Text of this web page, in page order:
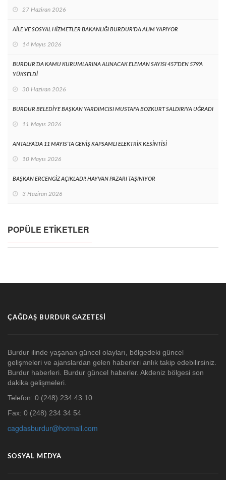
27 Haziran 2026
AİLE VE SOSYAL HİZMETLER BAKANLIĞI BURDUR’DA ALIM YAPIYOR
14 Mayıs 2026
BURDUR’DA KAMU KURUMLARINA ALINACAK ELEMAN SAYISI 457’DEN 579’A
YÜKSELDİ
30 Haziran 2026
BURDUR BELEDİYE BAŞKAN YARDIMCISI MUSTAFA BOZKURT SALDIRIYA UĞRADI
11 Mayıs 2026
ANTALYA’DA 11 MAYIS’TA GENİŞ KAPSAMLI ELEKTRİK KESİNTİSİ
10 Mayıs 2026
BAŞKAN ERCENGİZ AÇIKLADI! HAYVAN PAZARI TAŞINIYOR
3 Haziran 2026
POPÜLE ETIKETLER
ÇAĞDAŞ BURDUR GAZETESI
Burdur ilinde yaşanan güncel olayları, bölgedeki güncel
gelişmeleri ve ajanslardan gelen haberleri anlık takip edebilirsiniz.
Burdur haberleri. Burdur güncel haberler. Akdeniz bölgesi son
dakika gelişmeleri.
Telefon: 0 (248) 234 43 10
Fax: 0 (248) 234 34 54
cagdasburdur@hotmail.com
SOSYAL MEDYA